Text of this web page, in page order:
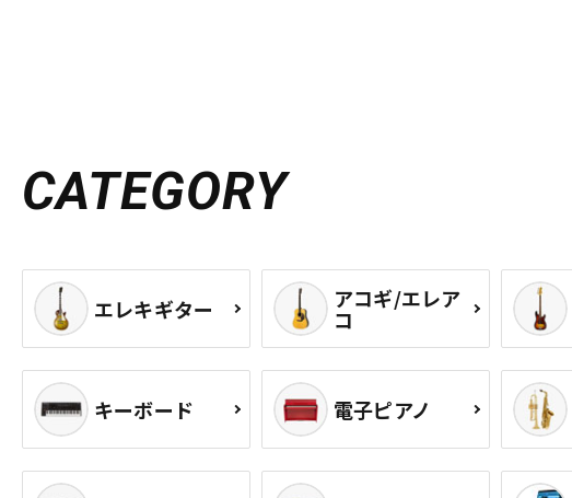
CATEGORY
エレキギター アコギ/エレア
コ
キーボード 電子ピアノ